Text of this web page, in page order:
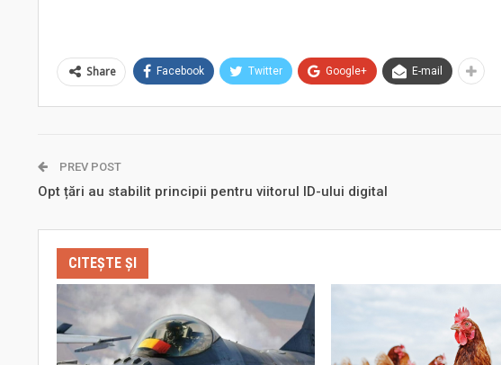
Share Facebook Twitter Google+ E-mail
PREV POST
Opt țări au stabilit principii pentru viitorul ID-ului digital
CITEȘTE ȘI